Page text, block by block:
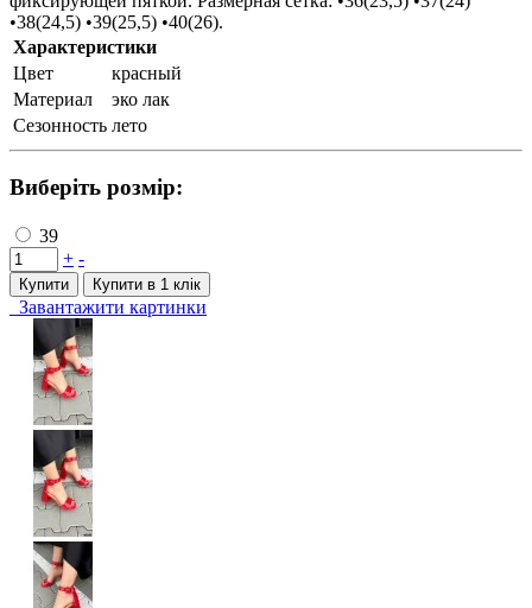
•38(24,5) •39(25,5) •40(26).
Характеристики
Цвет
красный
Материал
эко лак
Сезонность лето
Виберіть розмір:
39
+ -
Купити Купити в 1 клiк
Завантажити картинки